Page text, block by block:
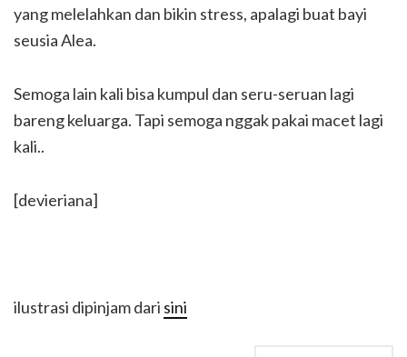
yang melelahkan dan bikin stress, apalagi buat bayi
seusia Alea.
Semoga lain kali bisa kumpul dan seru-seruan lagi
bareng keluarga. Tapi semoga nggak pakai macet lagi
kali..
[devieriana]
ilustrasi dipinjam dari sini